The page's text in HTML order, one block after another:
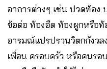
อาการต่างๆ เช่น ปวดท้อง
ข้อต่อ ท้องอืด ท้องผูกหรือท้
อารมณ์แปรปรวนวิตกกังว
เพื่อน ครอบครัว หรือคนรอ